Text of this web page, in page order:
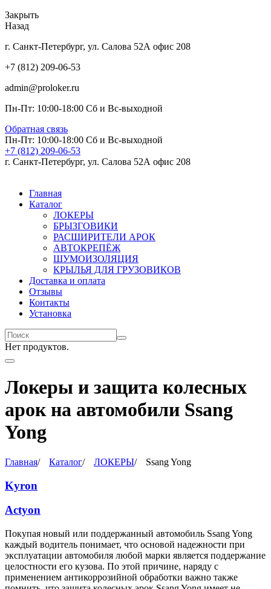
Закрыть
Назад
г. Санкт-Петербург, ул. Салова 52А офис 208
+7 (812) 209-06-53
admin@proloker.ru
Пн-Пт: 10:00-18:00 Сб и Вс-выходной
Обратная связь
Пн-Пт: 10:00-18:00 Сб и Вс-выходной
+7 (812) 209-06-53
г. Санкт-Петербург, ул. Салова 52А офис 208
Главная
Каталог
ЛОКЕРЫ
БРЫЗГОВИКИ
РАСШИРИТЕЛИ АРОК
АВТОКРЕПЁЖ
ШУМОИЗОЛЯЦИЯ
КРЫЛЬЯ ДЛЯ ГРУЗОВИКОВ
Доставка и оплата
Отзывы
Контакты
Установка
Нет продуктов.
Локеры и защита колесных
арок на автомобили Ssang
Yong
Главная/ Каталог/ ЛОКЕРЫ/ Ssang Yong
Kyron
Actyon
Покупая новый или поддержанный автомобиль Ssang Yong
каждый водитель понимает, что основой надежности при
эксплуатации автомобиля любой марки является поддержание
целостности его кузова. По этой причине, наряду с
применением антикоррозийной обработки важно также